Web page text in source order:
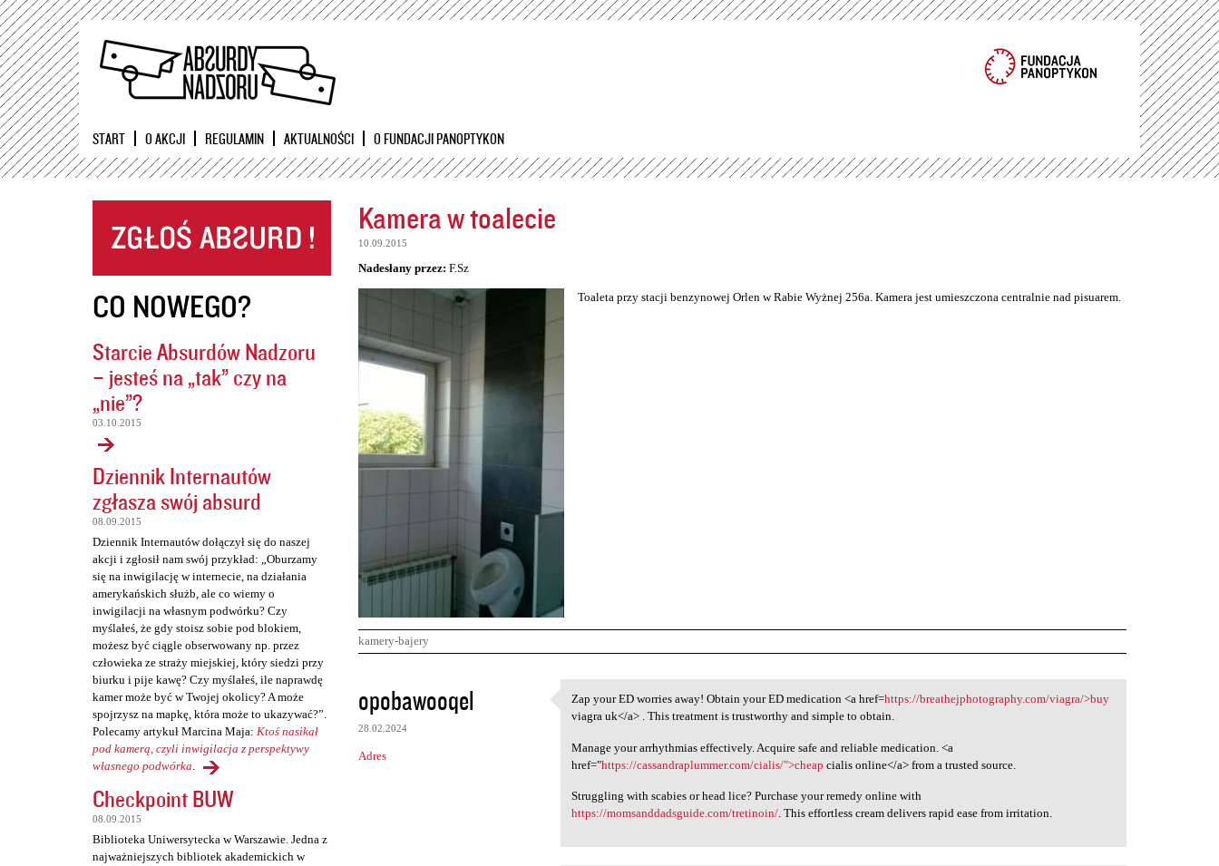
Przejdź
START O AKCJI REGULAMIN AKTUALNOŚCI O FUNDACJI PANOPTYKON
CO NOWEGO?
Starcie Absurdów Nadzoru
– jesteś na „tak” czy na
„nie”?
03.10.2015
Dziennik Internautów
zgłasza swój absurd
08.09.2015
Dziennik Internautów dołączył się do naszej
akcji i zgłosił nam swój przykład: „Oburzamy
się na inwigilację w internecie, na działania
amerykańskich służb, ale co wiemy o
inwigilacji na własnym podwórku? Czy
myślałeś, że gdy stoisz sobie pod blokiem,
możesz być ciągle obserwowany np. przez
człowieka ze straży miejskiej, który siedzi przy
biurku i pije kawę? Czy myślałeś, ile naprawdę
kamer może być w Twojej okolicy? A może
spojrzysz na mapkę, która może to ukazywać?”.
Polecamy artykuł Marcina Maja: Ktoś nasikał
pod kamerą, czyli inwigilacja z perspektywy
własnego podwórka.
Checkpoint BUW
08.09.2015
Biblioteka Uniwersytecka w Warszawie. Jedna z
najważniejszych bibliotek akademickich w
Kamera w toalecie
10.09.2015
Nadesłany przez: F.Sz
Toaleta przy stacji benzynowej Orlen w Rabie Wyżnej 256a. Kamera jest umieszczona centralnie nad pisuarem.
kamery-bajery
K
o
m
e
opobawooqel
28.02.2024
Adres
Zap your ED worries away!
Zap your ED worries away! Obtain your ED medication <a href=https://breathejphotography.com/viagra/>buy
viagra uk</a> . This treatment is trustworthy and simple to obtain.
Manage your arrhythmias effectively. Acquire safe and reliable medication. <a
href="https://cassandraplummer.com/cialis/">cheap cialis online</a> from a trusted source.
Struggling with scabies or head lice? Purchase your remedy online with
https://momsanddadsguide.com/tretinoin/. This effortless cream delivers rapid ease from irritation.